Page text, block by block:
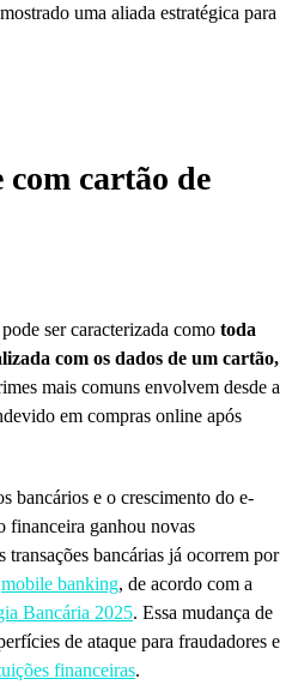
uma aliada estratégica para
com cartão de
ser caracterizada como toda
com os dados de um cartão,
mais comuns envolvem desde a
em compras online após
bancários e o crescimento do e-
financeira ganhou novas
bancárias já ocorrem por
mobile banking, de acordo com a
Bancária 2025. Essa mudança de
de ataque para fraudadores e
financeiras.